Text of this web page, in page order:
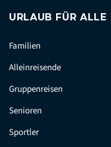
URLAUB FÜR ALLE
Familien
Alleinreisende
Gruppenreisen
Senioren
Sportler